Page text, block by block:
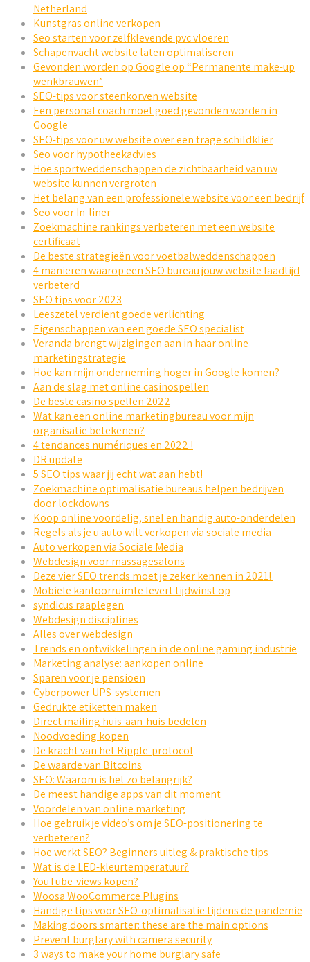
Netherland
Kunstgras online verkopen
Seo starten voor zelfklevende pvc vloeren
Schapenvacht website laten optimaliseren
Gevonden worden op Google op “Permanente make-up
wenkbrauwen”
SEO-tips voor steenkorven website
Een personal coach moet goed gevonden worden in
Google
SEO-tips voor uw website over een trage schildklier
Seo voor hypotheekadvies
Hoe sportweddenschappen de zichtbaarheid van uw
website kunnen vergroten
Het belang van een professionele website voor een bedrijf
Seo voor In-liner
Zoekmachine rankings verbeteren met een website
certificaat
De beste strategieën voor voetbalweddenschappen
4 manieren waarop een SEO bureau jouw website laadtijd
verbeterd
SEO tips voor 2023
Leeszetel verdient goede verlichting
Eigenschappen van een goede SEO specialist
Veranda brengt wijzigingen aan in haar online
marketingstrategie
Hoe kan mijn onderneming hoger in Google komen?
Aan de slag met online casinospellen
De beste casino spellen 2022
Wat kan een online marketingbureau voor mijn
organisatie betekenen?
4 tendances numériques en 2022 !
DR update
5 SEO tips waar jij echt wat aan hebt!
Zoekmachine optimalisatie bureaus helpen bedrijven
door lockdowns
Koop online voordelig, snel en handig auto-onderdelen
Regels als je u auto wilt verkopen via sociale media
Auto verkopen via Sociale Media
Webdesign voor massagesalons
Deze vier SEO trends moet je zeker kennen in 2021!
Mobiele kantoorruimte levert tijdwinst op
syndicus raaplegen
Webdesign disciplines
Alles over webdesign
Trends en ontwikkelingen in de online gaming industrie
Marketing analyse: aankopen online
Sparen voor je pensioen
Cyberpower UPS-systemen
Gedrukte etiketten maken
Direct mailing huis-aan-huis bedelen
Noodvoeding kopen
De kracht van het Ripple-protocol
De waarde van Bitcoins
SEO: Waarom is het zo belangrijk?
De meest handige apps van dit moment
Voordelen van online marketing
Hoe gebruik je video’s om je SEO-positionering te
verbeteren?
Hoe werkt SEO? Beginners uitleg & praktische tips
Wat is de LED-kleurtemperatuur?
YouTube-views kopen?
Woosa WooCommerce Plugins
Handige tips voor SEO-optimalisatie tijdens de pandemie
Making doors smarter: these are the main options
Prevent burglary with camera security
3 ways to make your home burglary safe